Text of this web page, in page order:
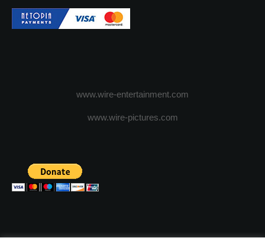
www.wire-entertainment.com
www.wire-pictures.com